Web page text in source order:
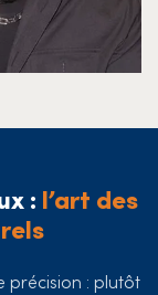
: l’art des
précision : plutôt